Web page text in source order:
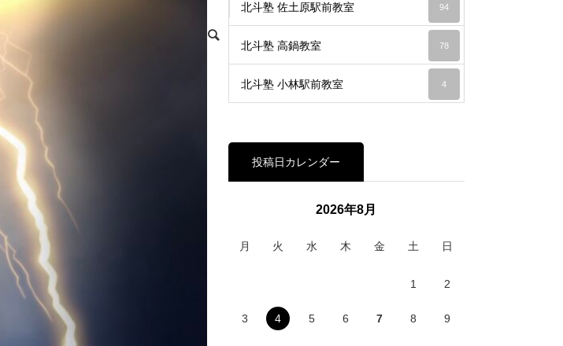
北斗塾 佐土原駅前教室 94
北斗塾 高鍋教室 78
北斗塾 小林駅前教室 4
投稿日カレンダー
2026年8月
月 火 水 木 金 土 日
1 2
3 4 5 6 7 8 9